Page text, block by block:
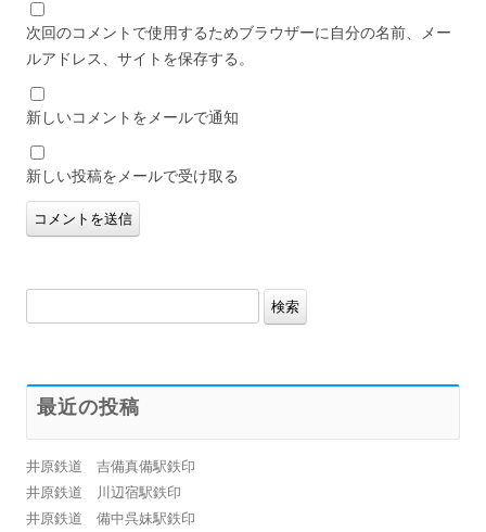
次回のコメントで使用するためブラウザーに自分の名前、メー
ルアドレス、サイトを保存する。
新しいコメントをメールで通知
新しい投稿をメールで受け取る
索:
最近の投稿
井原鉄道 吉備真備駅鉄印
井原鉄道 川辺宿駅鉄印
井原鉄道 備中呉妹駅鉄印